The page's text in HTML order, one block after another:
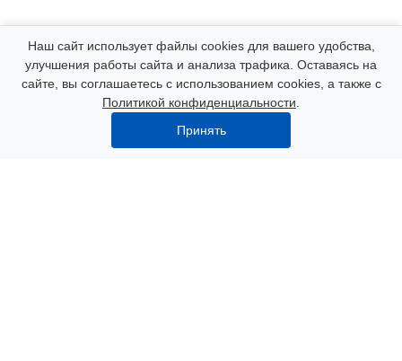
Компания
Каталог
Наш сайт использует файлы cookies для вашего удобства,
улучшения работы сайта и анализа трафика. Оставаясь на
сайте, вы соглашаетесь с использованием cookies, а также с
Политикой конфиденциальности
Принять